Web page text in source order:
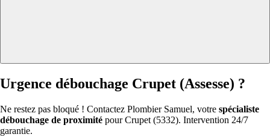
Urgence débouchage Crupet (Assesse) ?
Ne restez pas bloqué ! Contactez Plombier Samuel, votre spécialiste
débouchage de proximité pour Crupet (5332). Intervention 24/7
garantie.